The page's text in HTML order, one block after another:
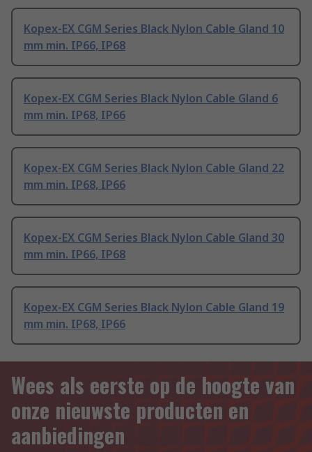
Kopex-EX CGM Series Black Nylon Cable Gland 10
mm min. IP66, IP68
Kopex-EX CGM Series Black Nylon Cable Gland 6
mm min. IP68, IP66
Kopex-EX CGM Series Black Nylon Cable Gland 22
mm min. IP68, IP66
Kopex-EX CGM Series Black Nylon Cable Gland 30
mm min. IP66, IP68
Kopex-EX CGM Series Black Nylon Cable Gland 19
mm min. IP68, IP66
Wees als eerste op de hoogte van
onze nieuwste producten en
aanbiedingen